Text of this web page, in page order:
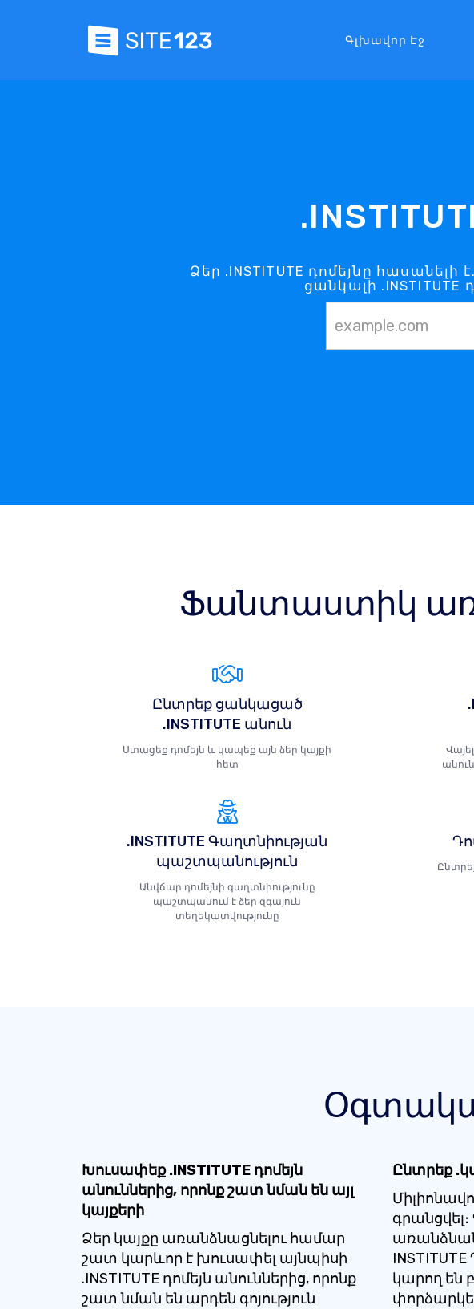
Գլխավոր Էջ
Ձեր .INSTITUTE դոմեյնը հասանելի
ցանկալի
Ֆանտաստիկ
Ընտրեք ցանկացած
.INSTITUTE անուն
Ստացեք դոմեյն և կապեք այն ձեր կայքի
հետ
.INSTITUTE Գաղտնիության
պաշտպանություն
Անվճար դոմեյնի գաղտնիությունը
պաշտպանում է ձեր զգայուն
տեղեկատվությունը
Խուսափեք .INSTITUTE դոմեյն
անուններից, որոնք շատ նման են այլ
կայքերի
Ձեր կայքը առանձնացնելու համար
շատ կարևոր է խուսափել այնպիսի
.INSTITUTE դոմեյն անուններից, որոնք
շատ նման են արդեն գոյություն
Ընտրեք
կարող են